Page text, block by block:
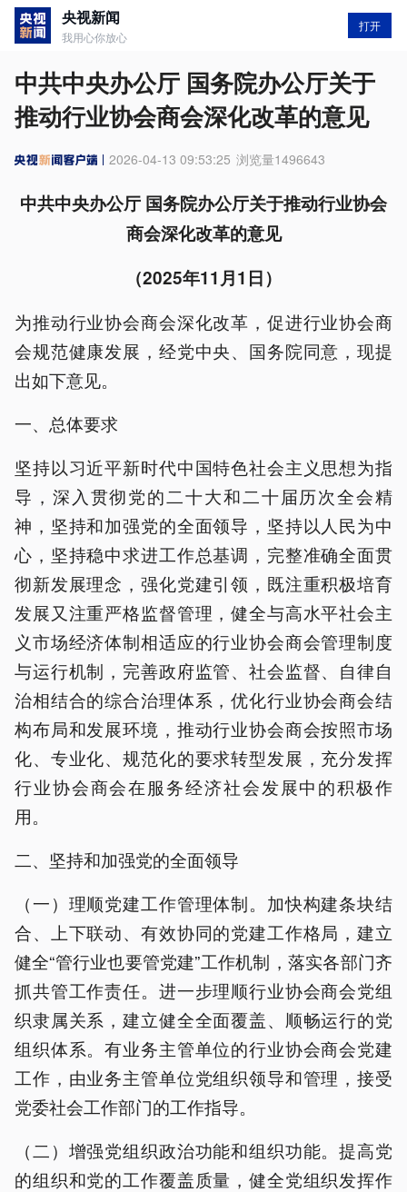
央视新闻
我用心你放心
打开
中共中央办公厅 国务院办公厅关于
推动行业协会商会深化改革的意见
2026-04-13 09:53:25 浏览量1496643
中共中央办公厅 国务院办公厅关于推动行业协会
商会深化改革的意见
（2025年11月1日）
为推动行业协会商会深化改革，促进行业协会商
会规范健康发展，经党中央、国务院同意，现提
出如下意见。
一、总体要求
坚持以习近平新时代中国特色社会主义思想为指
导，深入贯彻党的二十大和二十届历次全会精
神，坚持和加强党的全面领导，坚持以人民为中
心，坚持稳中求进工作总基调，完整准确全面贯
彻新发展理念，强化党建引领，既注重积极培育
发展又注重严格监督管理，健全与高水平社会主
义市场经济体制相适应的行业协会商会管理制度
与运行机制，完善政府监管、社会监督、自律自
治相结合的综合治理体系，优化行业协会商会结
构布局和发展环境，推动行业协会商会按照市场
化、专业化、规范化的要求转型发展，充分发挥
行业协会商会在服务经济社会发展中的积极作
用。
二、坚持和加强党的全面领导
（一）理顺党建工作管理体制。加快构建条块结
合、上下联动、有效协同的党建工作格局，建立
健全“管行业也要管党建”工作机制，落实各部门齐
抓共管工作责任。进一步理顺行业协会商会党组
织隶属关系，建立健全全面覆盖、顺畅运行的党
组织体系。有业务主管单位的行业协会商会党建
工作，由业务主管单位党组织领导和管理，接受
党委社会工作部门的工作指导。
（二）增强党组织政治功能和组织功能。提高党
的组织和党的工作覆盖质量，健全党组织发挥作